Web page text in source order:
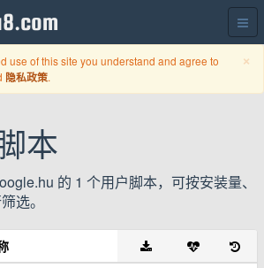
×
use of this site you understand and agree to
隐私政策.
本
的 1 个用户脚本，可按安装量、
选。